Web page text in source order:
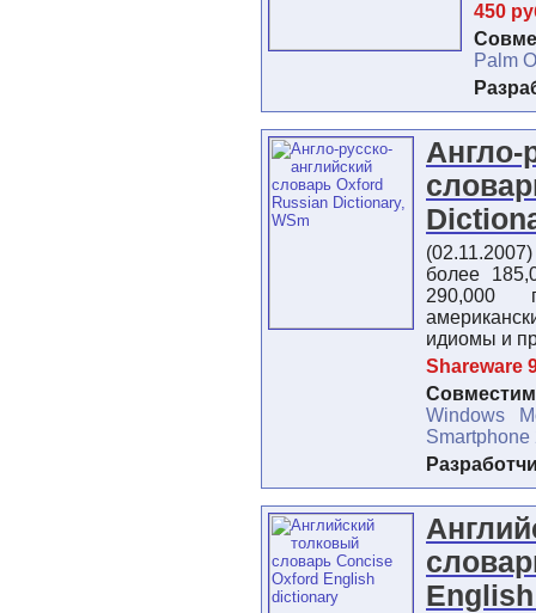
450
Palm
Англо-
(02.11.2007)
более
290,000
идиомы и
Shareware
Windows
Smartphone